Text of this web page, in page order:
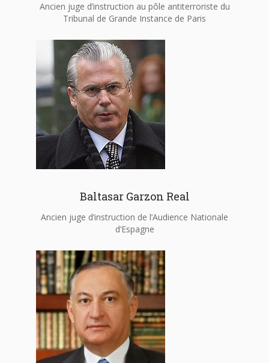
Ancien juge d’instruction au pôle antiterroriste du
Tribunal de Grande Instance de Paris
Baltasar Garzon Real
Ancien juge d’instruction de l’Audience Nationale
d’Espagne